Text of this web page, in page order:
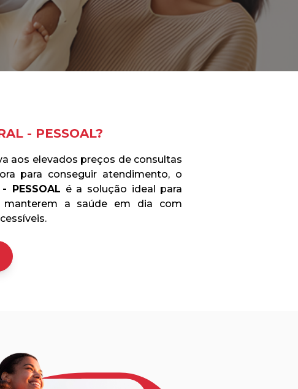
- PESSOAL?
aos elevados preços de consultas
para conseguir atendimento, o
PESSOAL é a solução ideal para
a saúde em dia com